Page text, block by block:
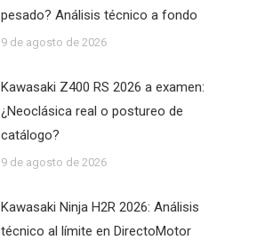
pesado? Análisis técnico a fondo
9 de agosto de 2026
Kawasaki Z400 RS 2026 a examen:
¿Neoclásica real o postureo de
catálogo?
9 de agosto de 2026
Kawasaki Ninja H2R 2026: Análisis
técnico al límite en DirectoMotor